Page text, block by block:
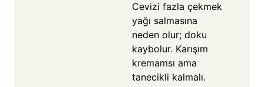
Cevizi fazla çekmek
yağı salmasına
neden olur; doku
kaybolur. Karışım
kremamsı ama
tanecikli kalmalı.